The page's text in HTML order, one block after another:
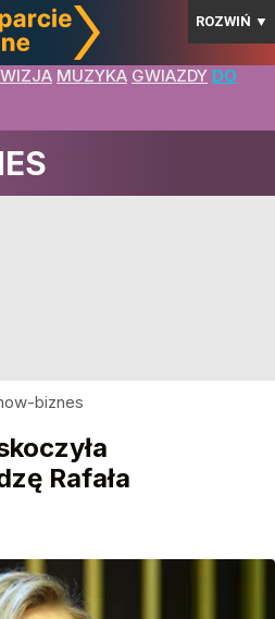
ROZWIŃ ▼
MUZYKA GWIAZDY DO
biznes
Rafała